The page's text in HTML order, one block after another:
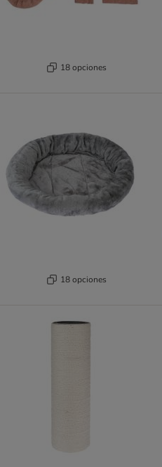
18 opciones
18 opciones